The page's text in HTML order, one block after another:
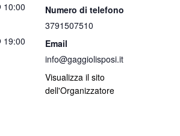
10:00
19:00
Numero di telefono
3791507510
Email
info@gaggiolisposi.it
Visualizza il sito
dell'Organizzatore